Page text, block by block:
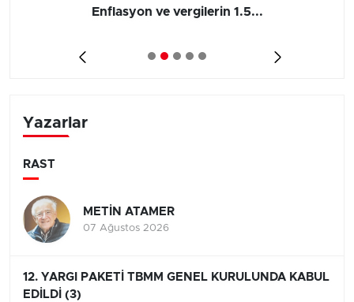
Enflasyon ve vergilerin 1.5...
Yazarlar
RAST
METİN ATAMER
07 Ağustos 2026
12. YARGI PAKETİ TBMM GENEL KURULUNDA KABUL
EDİLDİ (3)